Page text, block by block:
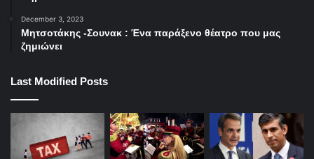
December 3, 2023
Μητσοτάκης -Σουνακ : Ένα παράξενο θέατρο που μας
ζημιώνει
Last Modified Posts